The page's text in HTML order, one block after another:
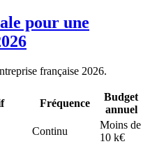
pour une
française 2026.
Fréquence
Budget
annuel
Continu
Moins de
10 k€